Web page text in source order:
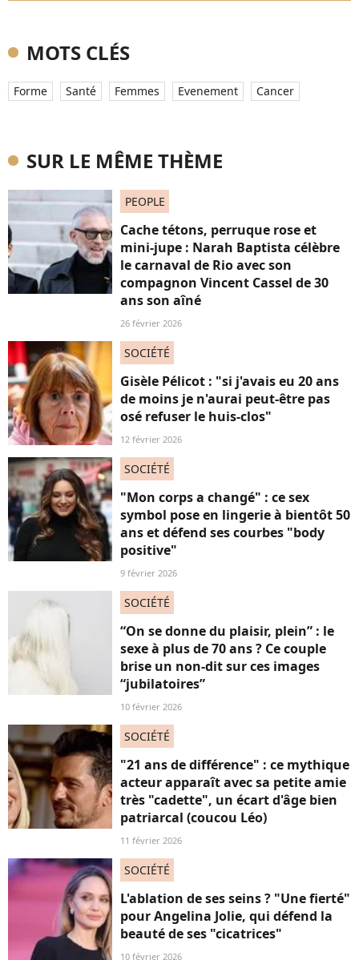
MOTS CLÉS
Forme Santé Femmes Evenement Cancer
SUR LE MÊME THÈME
PEOPLE
Cache tétons, perruque rose et
mini-jupe : Narah Baptista célèbre
le carnaval de Rio avec son
compagnon Vincent Cassel de 30
ans son aîné
26 février 2026
SOCIÉTÉ
Gisèle Pélicot : "si j'avais eu 20 ans
de moins je n'aurai peut-être pas
osé refuser le huis-clos"
12 février 2026
SOCIÉTÉ
"Mon corps a changé" : ce sex
symbol pose en lingerie à bientôt 50
ans et défend ses courbes "body
positive"
9 février 2026
SOCIÉTÉ
“On se donne du plaisir, plein” : le
sexe à plus de 70 ans ? Ce couple
brise un non-dit sur ces images
“jubilatoires”
10 février 2026
SOCIÉTÉ
"21 ans de différence" : ce mythique
acteur apparaît avec sa petite amie
très "cadette", un écart d'âge bien
patriarcal (coucou Léo)
11 février 2026
SOCIÉTÉ
L'ablation de ses seins ? "Une fierté"
pour Angelina Jolie, qui défend la
beauté de ses "cicatrices"
10 février 2026